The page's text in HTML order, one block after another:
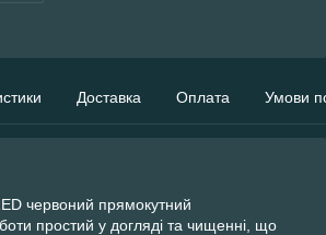
Доставка Оплата Умови
червоний прямокутний
простий у догляді та чищенні, що